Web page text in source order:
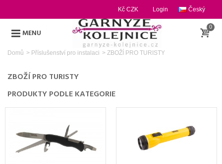
Český
Login
Kč CZK
MENU
0
Domů > Příslušenství pro instalaci > ZBOŽÍ PRO TURISTY
ZBOŽÍ PRO TURISTY
PRODUKTY PODLE KATEGORIE